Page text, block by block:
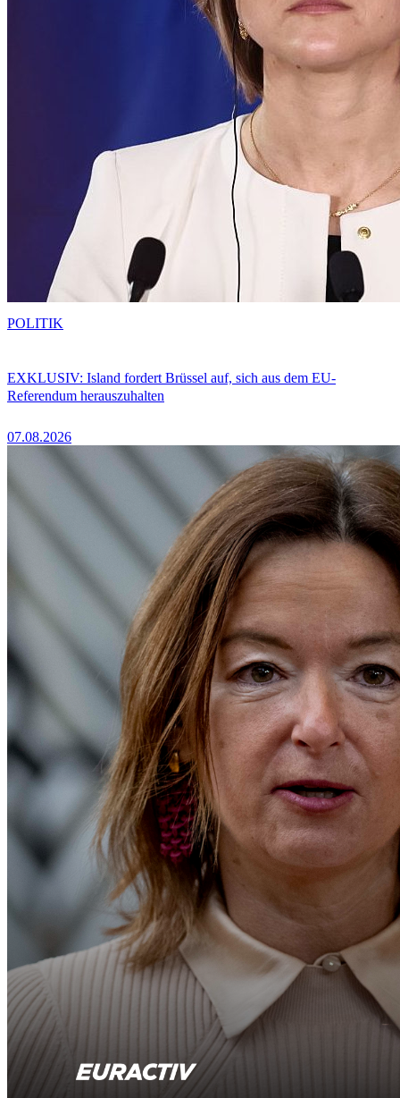
EXKLUSIV: Island fordert Brüssel auf, sich aus dem EU-
Referendum herauszuhalten
07.08.2026
POLITIK